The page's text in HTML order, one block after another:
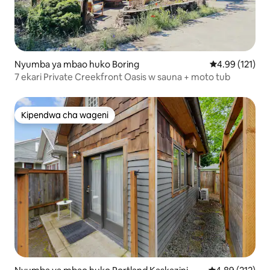
Nyumba ya mbao huko Boring Ukadiriaji wa
4.99 (121)
7 ekari Private Creekfront Oasis w sauna + moto tub
Kipendwa cha wageni
Kipendwa cha wageni